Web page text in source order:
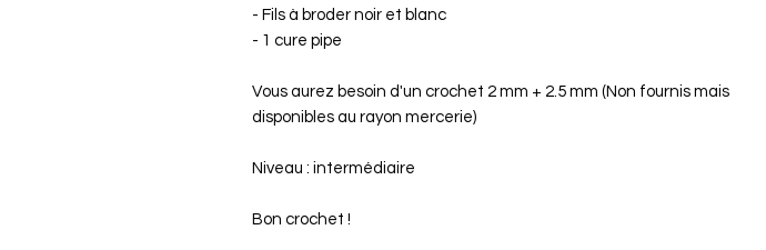
- Fils à broder noir et blanc
- 1 cure pipe
Vous aurez besoin d'un crochet 2 mm + 2.5 mm (Non fournis mais
disponibles au rayon mercerie)
Niveau : intermédiaire
Bon crochet !